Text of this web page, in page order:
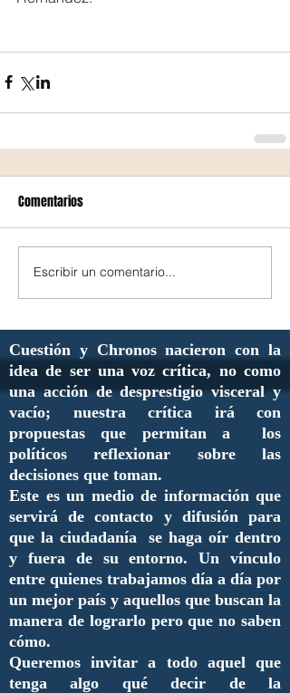
Comentarios
Escribir un comentario...
Cuestión y Chronos nacieron con la
idea de ser una voz crítica, no como
una acción de desprestigio visceral y
vacío; nuestra crítica irá con
propuestas que permitan a los
políticos reflexionar sobre las
decisiones que toman.
Este es un medio de información que
servirá de contacto y difusión para
que la ciudadanía se haga oír dentro
y fuera de su entorno. Un vínculo
entre quienes trabajamos día a día por
un mejor país y aquellos que buscan la
manera de lograrlo pero que no saben
cómo.
Queremos invitar a todo aquel que
tenga algo qué decir de la